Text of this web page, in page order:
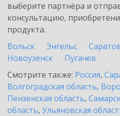
выберите партнёра и
консультацию,
продукта.
Вольск
Энгельс
Новоузенск
Пугачев
Смотрите также: Россия,
Волгоградская область,
Пензенская область,
область, Ульяновская